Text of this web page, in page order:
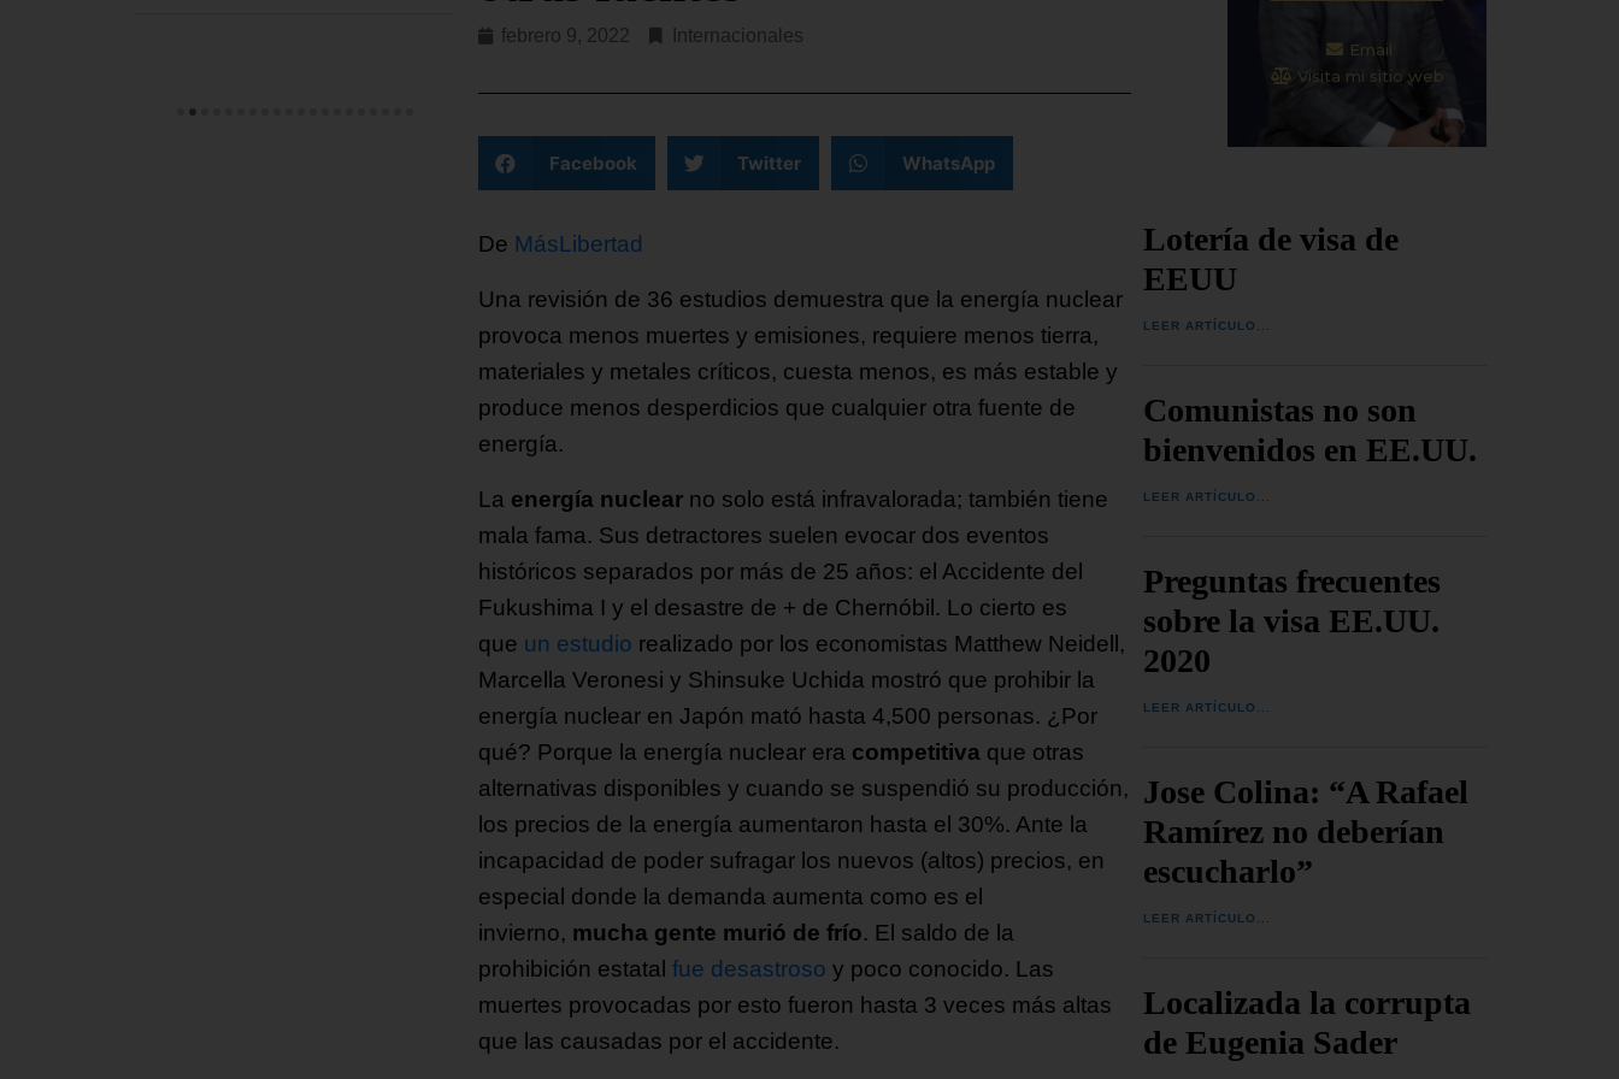
febrero 9, 2022 Internacionales
Facebook Twitter WhatsApp
De MásLibertad
Una revisión de 36 estudios demuestra que la energía nuclear
provoca menos muertes y emisiones, requiere menos tierra,
materiales y metales críticos, cuesta menos, es más estable y
produce menos desperdicios que cualquier otra fuente de
energía.
La energía nuclear no solo está infravalorada; también tiene
mala fama. Sus detractores suelen evocar dos eventos
históricos separados por más de 25 años: el Accidente del
Fukushima I y el desastre de + de Chernóbil. Lo cierto es
que un estudio realizado por los economistas Matthew Neidell,
Marcella Veronesi y Shinsuke Uchida mostró que prohibir la
energía nuclear en Japón mató hasta 4,500 personas. ¿Por
qué? Porque la energía nuclear era competitiva que otras
alternativas disponibles y cuando se suspendió su producción,
los precios de la energía aumentaron hasta el 30%. Ante la
incapacidad de poder sufragar los nuevos (altos) precios, en
especial donde la demanda aumenta como es el
invierno, mucha gente murió de frío. El saldo de la
prohibición estatal fue desastroso y poco conocido. Las
muertes provocadas por esto fueron hasta 3 veces más altas
que las causadas por el accidente.
Email
Visita mi sitio web
Lotería de visa de
EEUU
LEER ARTÍCULO...
Comunistas no son
bienvenidos en EE.UU.
LEER ARTÍCULO...
Preguntas frecuentes
sobre la visa EE.UU.
2020
LEER ARTÍCULO...
Jose Colina: “A Rafael
Ramírez no deberían
escucharlo”
LEER ARTÍCULO...
Localizada la corrupta
de Eugenia Sader